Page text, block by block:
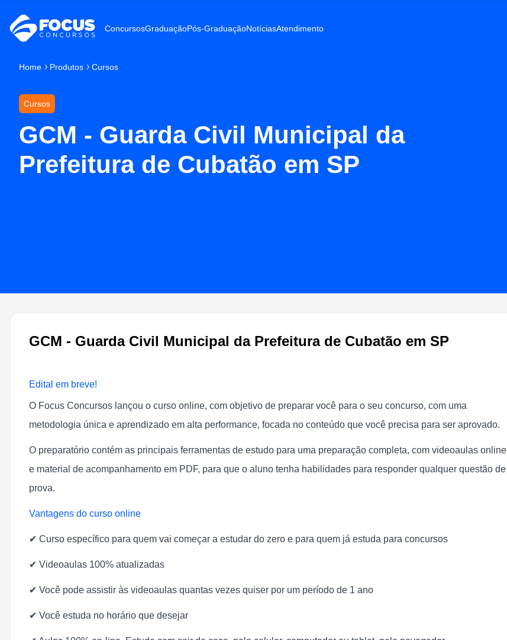
ConcursosGraduaçãoPós-GraduaçãoNotíciasAtendimento
Home Produtos Cursos
Cursos
GCM - Guarda Civil Municipal da
Prefeitura de Cubatão em SP
GCM - Guarda Civil Municipal da Prefeitura de Cubatão em SP
Edital em breve!
O Focus Concursos lançou o curso online, com objetivo de preparar você para o seu concurso, com uma
metodologia única e aprendizado em alta performance, focada no conteúdo que você precisa para ser aprovado.
O preparatório contém as principais ferramentas de estudo para uma preparação completa, com videoaulas online
e material de acompanhamento em PDF, para que o aluno tenha habilidades para responder qualquer questão de
prova.
Vantagens do curso online
✔ Curso específico para quem vai começar a estudar do zero e para quem já estuda para concursos
✔ Videoaulas 100% atualizadas
✔ Você pode assistir às videoaulas quantas vezes quiser por um período de 1 ano
✔ Você estuda no horário que desejar